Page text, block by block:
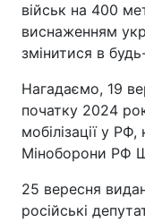
військ на 400
виснаженням
змінитися в
Нагадаємо, 19
початку 2024
мобілізації у
Міноборони РФ
25 вересня
російські